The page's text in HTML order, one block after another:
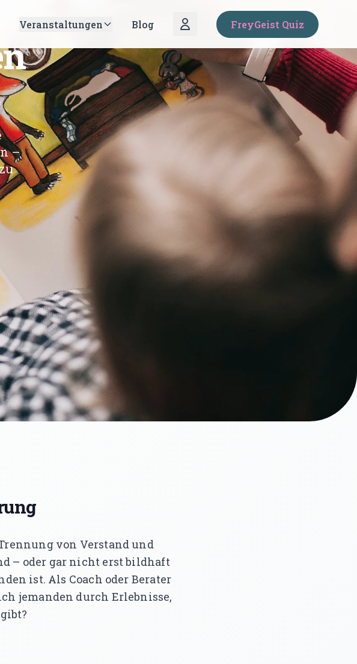
Veranstaltungen Blog FreyGeist Quiz
–
von Verstand und
– oder gar nicht erst bildhaft
ist. Als Coach oder Berater
jemanden durch Erlebnisse,